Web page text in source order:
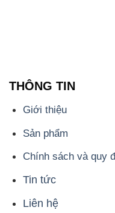
THÔNG TIN
Giới thiệu
Sản phẩm
Chính sách và quy
Tin tức
Liên hệ